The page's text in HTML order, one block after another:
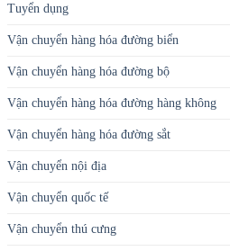
Tuyển dụng
Vận chuyển hàng hóa đường biển
Vận chuyển hàng hóa đường bộ
Vận chuyển hàng hóa đường hàng không
Vận chuyển hàng hóa đường sắt
Vận chuyển nội địa
Vận chuyển quốc tế
Vận chuyển thú cưng